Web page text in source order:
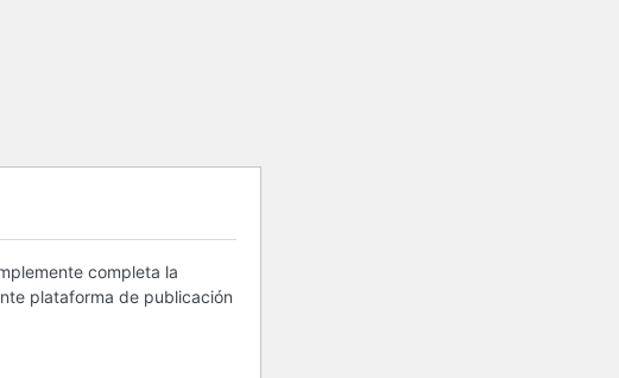
completa la
plataforma de publicación